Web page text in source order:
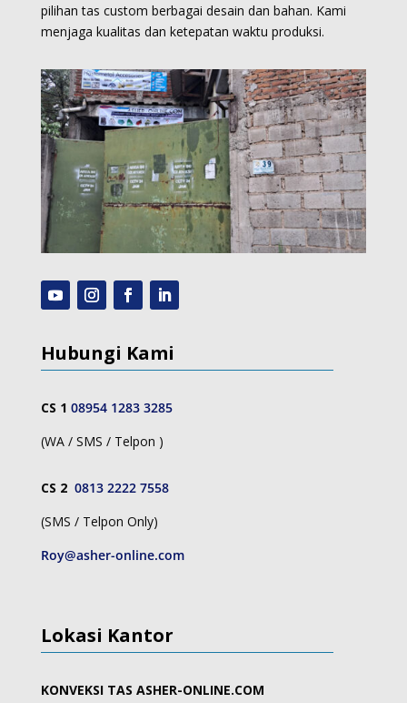
pilihan tas custom berbagai desain dan bahan. Kami
menjaga kualitas dan ketepatan waktu produksi.
Hubungi Kami
CS 1 08954 1283 3285
(WA / SMS / Telpon )
CS 2 0813 2222 7558
(SMS / Telpon Only)
Roy@asher-online.com
Lokasi Kantor
KONVEKSI TAS ASHER-ONLINE.COM